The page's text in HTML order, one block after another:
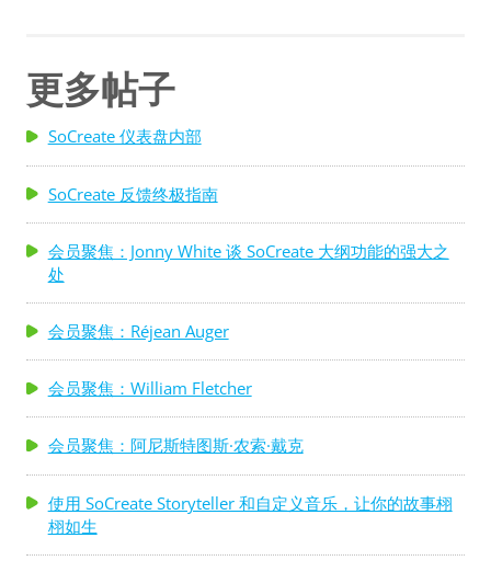
个”双方通话“。场景 3：电话铃响了，在通话中能看到和
听到双方。场景 1：在通话中只能看到和听到一方。也称
为”单方通话“。对于只有一方的通话（单方通话），场景
的格式与正常对话相同。对白中用节拍、停顿或者特定角
色动作来表示电话另一端不可见的角色正在讲话 在这些
例子当中，我们无法看到或听到电话那端的女性角色。当
她在讲话而乔纳森（Johnathon）在听时 ，就会出现停
顿，一般用省略号或者插入语表示...
更多帖子
SoCreate 仪表盘内部
SoCreate 反馈终极指南
会员聚焦：Jonny White 谈 SoCreate 大纲功能的强大之
处
会员聚焦：Réjean Auger
会员聚焦：William Fletcher
会员聚焦：阿尼斯特图斯·农索·戴克
使用 SoCreate Storyteller 和自定义音乐，让你的故事栩
栩如生